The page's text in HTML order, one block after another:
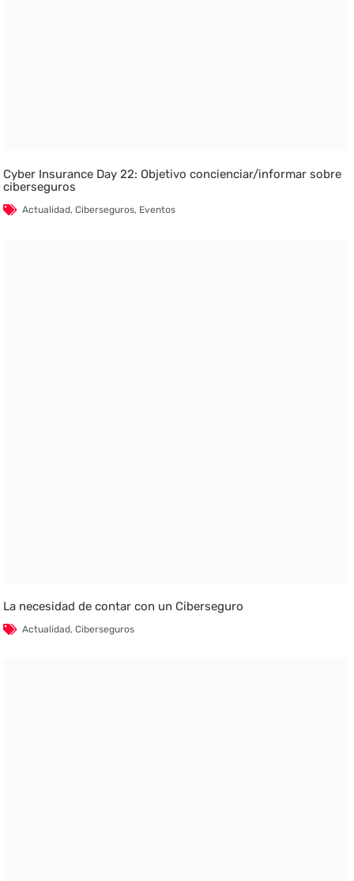
Cyber Insurance Day 22: Objetivo concienciar/informar sobre
ciberseguros
Actualidad,Ciberseguros, Eventos
La necesidad de contar con un Ciberseguro
Actualidad,Ciberseguros